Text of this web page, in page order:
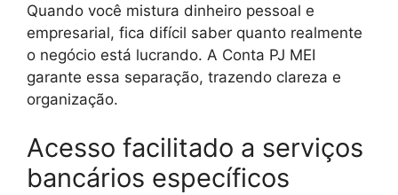
Quando você mistura dinheiro pessoal e
empresarial, fica difícil saber quanto realmente
o negócio está lucrando. A Conta PJ MEI
garante essa separação, trazendo clareza e
organização.
Acesso facilitado a serviços
bancários específicos